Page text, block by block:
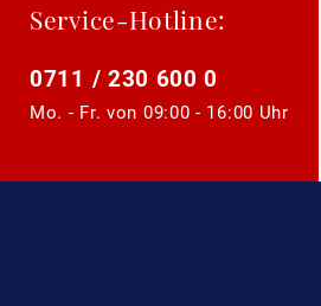
Service-Hotline:
0711 / 230 600 0
Mo. - Fr. von 09:00 - 16:00 Uhr